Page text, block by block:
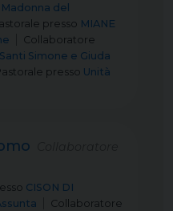
del
presso MIANE
Collaboratore
Simone e Giuda
presso Unità
CISON DI
Collaboratore